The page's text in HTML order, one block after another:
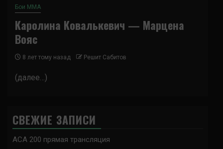
Бои ММА
Каролина Ковалькевич — Марцена
Вояс
8 лет тому назад Решит Сабитов
(далее…)
СВЕЖИЕ ЗАПИСИ
ACA 200 прямая трансляция